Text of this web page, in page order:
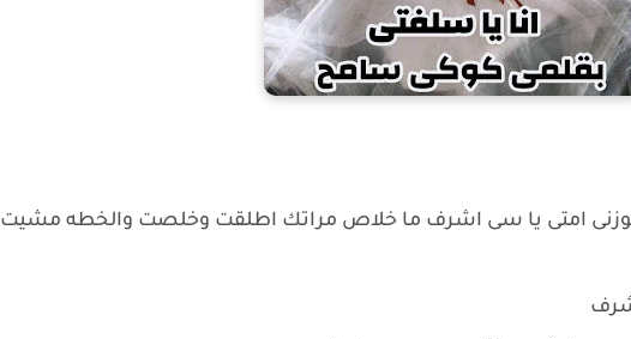
امتى يا سى اشرف ما خلاص مراتك اطلقت وخلصت والخطه مشيت